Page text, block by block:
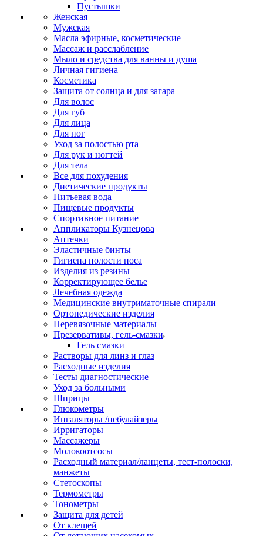
Пустышки
Женская
Мужская
Масла эфирные, косметические
Массаж и расслабление
Мыло и средства для ванны и душа
Личная гигиена
Косметика
Защита от солнца и для загара
Для волос
Для губ
Для лица
Для ног
Уход за полостью рта
Для рук и ногтей
Для тела
Все для похудения
Диетические продукты
Питьевая вода
Пищевые продукты
Спортивное питание
Аппликаторы Кузнецова
Аптечки
Эластичные бинты
Гигиена полости носа
Изделия из резины
Корректирующее белье
Лечебная одежда
Медицинские внутриматочные спирали
Ортопедические изделия
Перевязочные материалы
Презервативы, гель-смазки
Гель смазки
Растворы для линз и глаз
Расходные изделия
Тесты диагностические
Уход за больными
Шприцы
Глюкометры
Ингаляторы /небулайзеры
Ирригаторы
Массажеры
Молокоотсосы
Расходный материал/ланцеты, тест-полоски,
манжеты
Стетоскопы
Термометры
Тонометры
Защита для детей
От клещей